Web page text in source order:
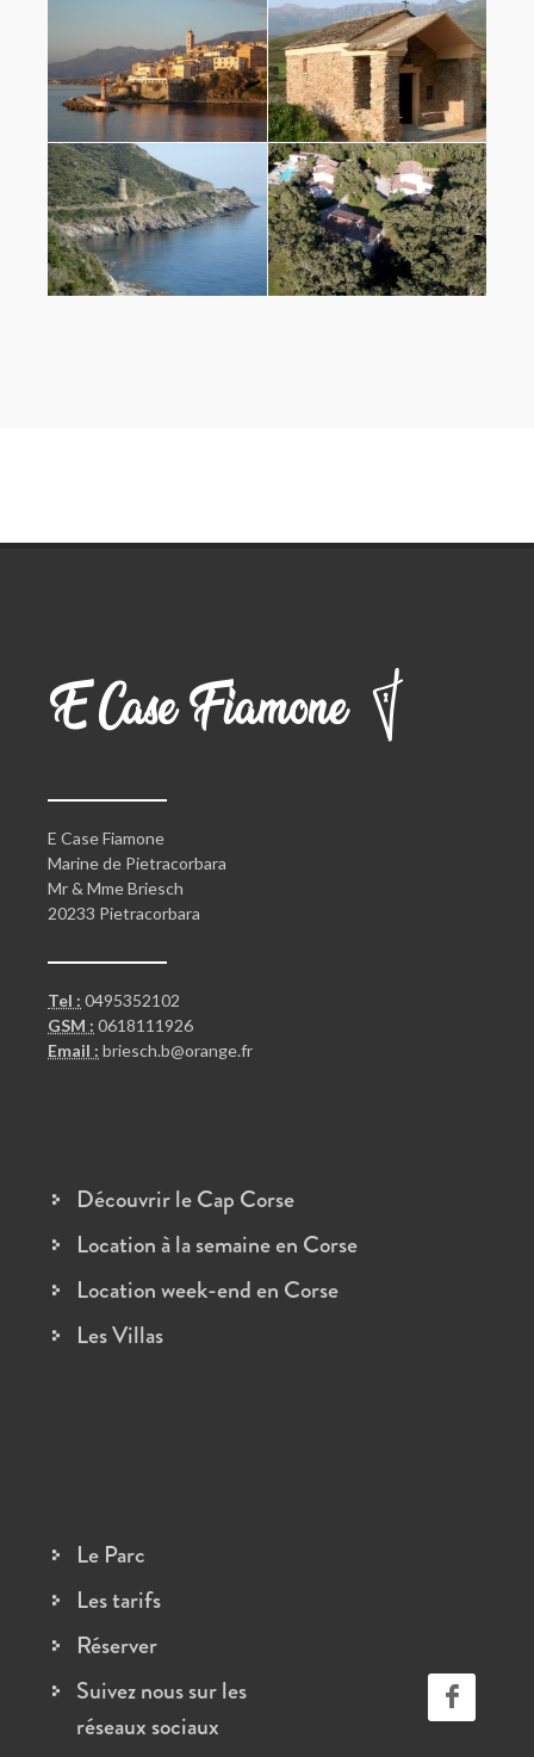
E Case Fiamone
Marine de Pietracorbara
Mr & Mme Briesch
20233 Pietracorbara
Tel : 0495352102
GSM : 0618111926
Email : briesch.b@orange.fr
Découvrir le Cap Corse
Location à la semaine en Corse
Location week-end en Corse
Les Villas
Le Parc
Les tarifs
Réserver
Suivez nous sur les
réseaux sociaux